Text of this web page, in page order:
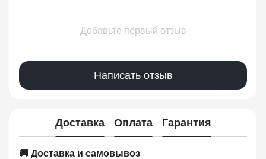
Добавьте первый отзыв
Написать отзыв
Доставка Оплата Гарантия
🚚 Доставка и самовывоз